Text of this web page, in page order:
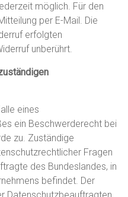
möglich. Für den
per E-Mail. Die
erfolgten
unberührt.
eines
ein Beschwerderecht bei
zu. Zuständige
Fragen
des Bundeslandes, in
befindet. Der